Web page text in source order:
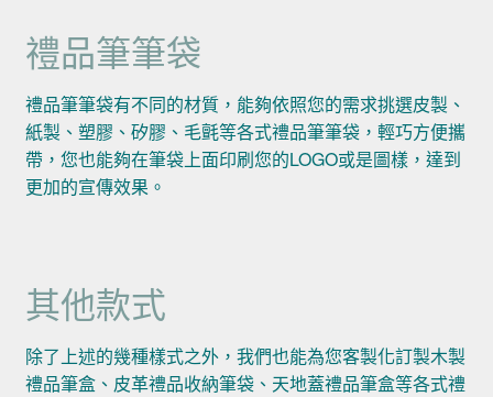
禮品筆筆袋
禮品筆筆袋有不同的材質，能夠依照您的需求挑選皮製、
紙製、塑膠、矽膠、毛氈等各式禮品筆筆袋，輕巧方便攜
帶，您也能夠在筆袋上面印刷您的LOGO或是圖樣，達到
更加的宣傳效果。
其他款式
除了上述的幾種樣式之外，我們也能為您客製化訂製木製
禮品筆盒、皮革禮品收納筆袋、天地蓋禮品筆盒等各式禮